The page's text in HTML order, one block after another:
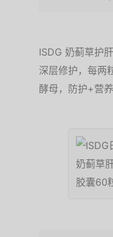
ISDG 奶蓟草护
深层修护，每两
酵母，防护+营